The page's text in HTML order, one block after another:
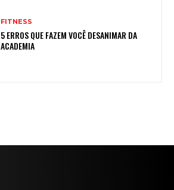
FITNESS
5 ERROS QUE FAZEM VOCÊ DESANIMAR DA
ACADEMIA